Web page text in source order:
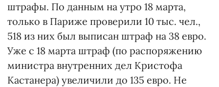
штрафы. По данным на утро 18 марта,
только в Париже проверили 10 тыс. чел.,
518 из них был выписан штраф на 38 евро.
Уже с 18 марта штраф (по распоряжению
министра внутренних дел Кристофа
Кастанера) увеличили до 135 евро. Не